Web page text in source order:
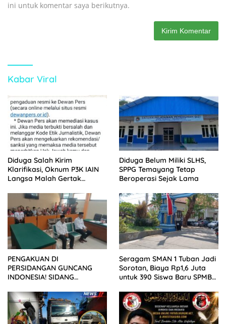
ini untuk komentar saya berikutnya.
Kabar Viral
Diduga Salah Kirim
Klarifikasi, Oknum P3K IAIN
Langsa Malah Gertak
Diduga Belum Miliki SLHS,
SPPG Temayang Tetap
Beroperasi Sejak Lama
PENGAKUAN DI
PERSIDANGAN GUNCANG
INDONESIA! SIDANG
KELUARGA KORBAN
MENGAMUK DI PN MALANG
Seragam SMAN 1 Tuban Jadi
Sorotan, Biaya Rp1,6 Juta
untuk 390 Siswa Baru SPMB